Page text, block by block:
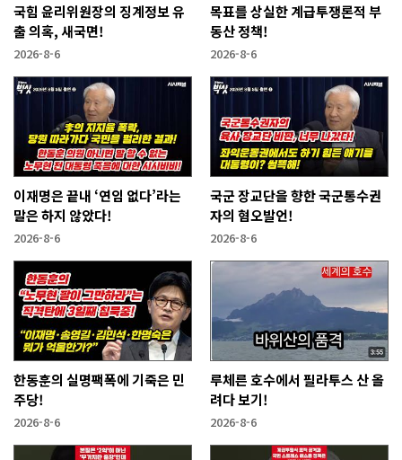
국힘 윤리위원장의 징계정보 유
출 의혹, 새국면!
2026-8-6
목표를 상실한 계급투쟁론적 부
동산 정책!
2026-8-6
이재명은 끝내 ‘연임 없다’라는
말은 하지 않았다!
2026-8-6
국군 장교단을 향한 국군통수권
자의 혐오발언!
2026-8-6
한동훈의 실명팩폭에 기죽은 민
주당!
2026-8-6
루체른 호수에서 필라투스 산 올
려다 보기!
2026-8-6